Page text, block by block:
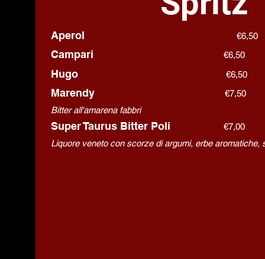
Aperol €6,50
Campari €6,50
Hugo €6,50
Marendy
€7,50
Bitter all'amarena fabbri
Super Taurus Bitter Poli €7,00
Liquore veneto con scorze di argumi, erbe aromatiche,